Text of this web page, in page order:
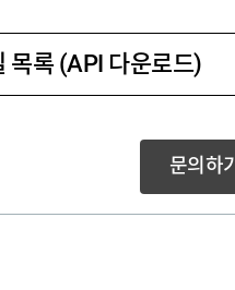
목록 (API 다운로드)
문의하기